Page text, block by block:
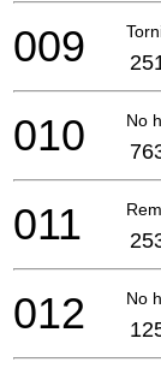
009
No
010
011
No
012